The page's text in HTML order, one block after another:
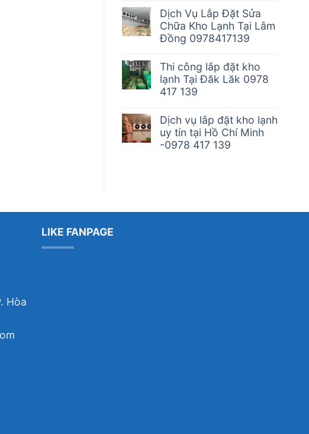
Dịch Vụ Lắp Đặt Sửa
Chữa Kho Lạnh Tại Lâm
Đồng 0978417139
Thi công lắp đặt kho
lạnh Tại Đăk Lăk 0978
417 139
Dịch vụ lắp đặt kho lạnh
uy tín tại Hồ Chí Minh
-0978 417 139
Hòa
LIKE FANPAGE